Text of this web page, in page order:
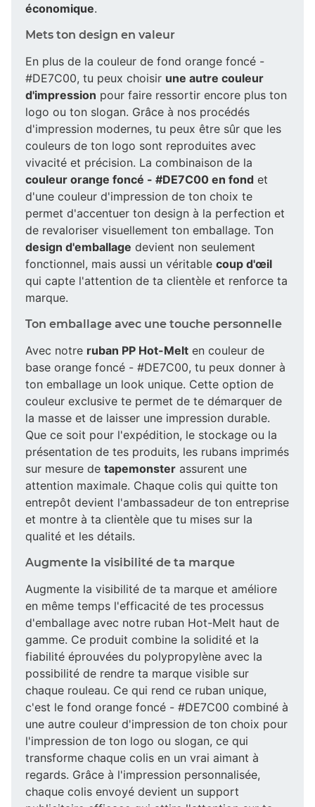
économique.
Mets ton design en valeur
En plus de la couleur de fond orange foncé -
#DE7C00, tu peux choisir une autre couleur
d'impression pour faire ressortir encore plus ton
logo ou ton slogan. Grâce à nos procédés
d'impression modernes, tu peux être sûr que les
couleurs de ton logo sont reproduites avec
vivacité et précision. La combinaison de la
couleur orange foncé - #DE7C00 en fond et
d'une couleur d'impression de ton choix te
permet d'accentuer ton design à la perfection et
de revaloriser visuellement ton emballage. Ton
design d'emballage devient non seulement
fonctionnel, mais aussi un véritable coup d'œil
qui capte l'attention de ta clientèle et renforce ta
marque.
Ton emballage avec une touche personnelle
Avec notre ruban PP Hot-Melt en couleur de
base orange foncé - #DE7C00, tu peux donner à
ton emballage un look unique. Cette option de
couleur exclusive te permet de te démarquer de
la masse et de laisser une impression durable.
Que ce soit pour l'expédition, le stockage ou la
présentation de tes produits, les rubans imprimés
sur mesure de tapemonster assurent une
attention maximale. Chaque colis qui quitte ton
entrepôt devient l'ambassadeur de ton entreprise
et montre à ta clientèle que tu mises sur la
qualité et les détails.
Augmente la visibilité de ta marque
Augmente la visibilité de ta marque et améliore
en même temps l'efficacité de tes processus
d'emballage avec notre ruban Hot-Melt haut de
gamme. Ce produit combine la solidité et la
fiabilité éprouvées du polypropylène avec la
possibilité de rendre ta marque visible sur
chaque rouleau. Ce qui rend ce ruban unique,
c'est le fond orange foncé - #DE7C00 combiné à
une autre couleur d'impression de ton choix pour
l'impression de ton logo ou slogan, ce qui
transforme chaque colis en un vrai aimant à
regards. Grâce à l'impression personnalisée,
chaque colis envoyé devient un support